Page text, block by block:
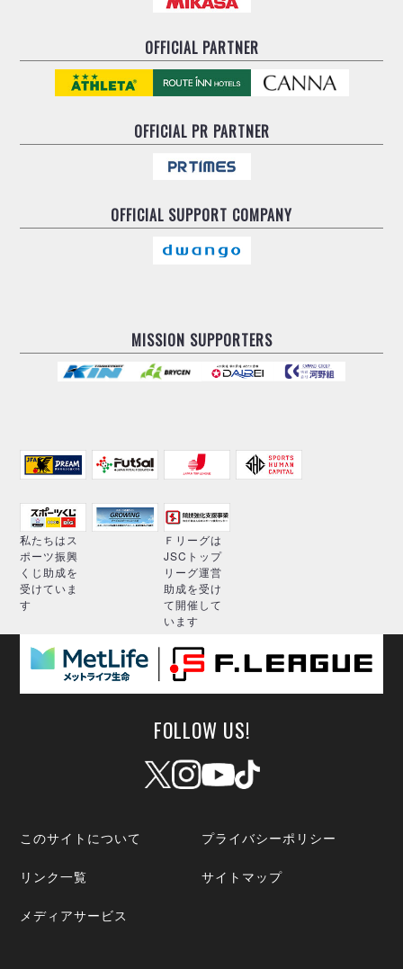
OFFICIAL PARTNER
OFFICIALPR PARTNER
OFFICIAL SUPPORT COMPANY
MISSION SUPPORTERS
私たちはス
ポーツ振興
くじ助成を
受けていま
す
Ｆリーグは
JSCトップ
リーグ運営
助成を受け
て開催して
います
FOLLOW US!
このサイトについて プライバシーポリシー
リンク一覧 サイトマップ
メディアサービス